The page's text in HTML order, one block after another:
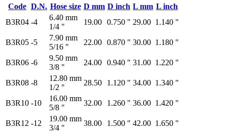
Code D.N. Hose size D mm D inch L mm L inch
B3R04 -4
6.40 mm
1/4 "
19.00 0.750 " 29.00 1.140 "
B3R05 -5
7.90 mm
5/16 "
22.00 0.870 " 30.00 1.180 "
B3R06 -6
9.50 mm
3/8 "
24.00 0.940 " 31.00 1.220 "
B3R08 -8
12.80 mm
1/2 "
28.50 1.120 " 34.00 1.340 "
B3R10 -10
16.00 mm
5/8 "
32.00 1.260 " 36.00 1.420 "
B3R12 -12
19.00 mm
3/4 "
38.00 1.500 " 42.00 1.650 "